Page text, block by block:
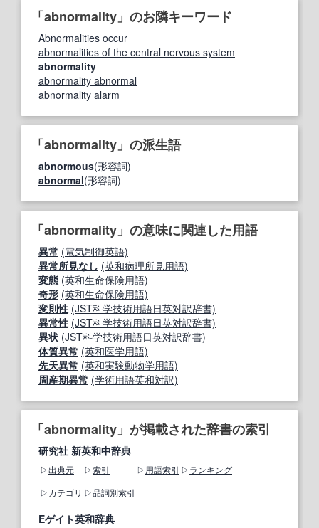
「abnormality」のお隣キーワード
Abnormalities occur
abnormalities of the central nervous system
abnormality
abnormality abnormal
abnormality alarm
「abnormality」の派生語
abnormous(形容詞)
abnormal(形容詞)
「abnormality」の意味に関連した用語
異常 (電気制御英語)
異常所見なし (英和病理所見用語)
変態 (英和生命保険用語)
奇形 (英和生命保険用語)
変則性 (JST科学技術用語日英対訳辞書)
異常性 (JST科学技術用語日英対訳辞書)
異状 (JST科学技術用語日英対訳辞書)
体質異常 (英和医学用語)
先天異常 (英和実験動物学用語)
周産期異常 (学術用語英和対訳)
「abnormality」が掲載された辞書の索引
研究社 新英和中辞典
出典元 索引 用語索引
ランキング
カテゴリ
品詞別索引
Eゲイト英和辞典